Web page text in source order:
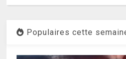
Populaires cette